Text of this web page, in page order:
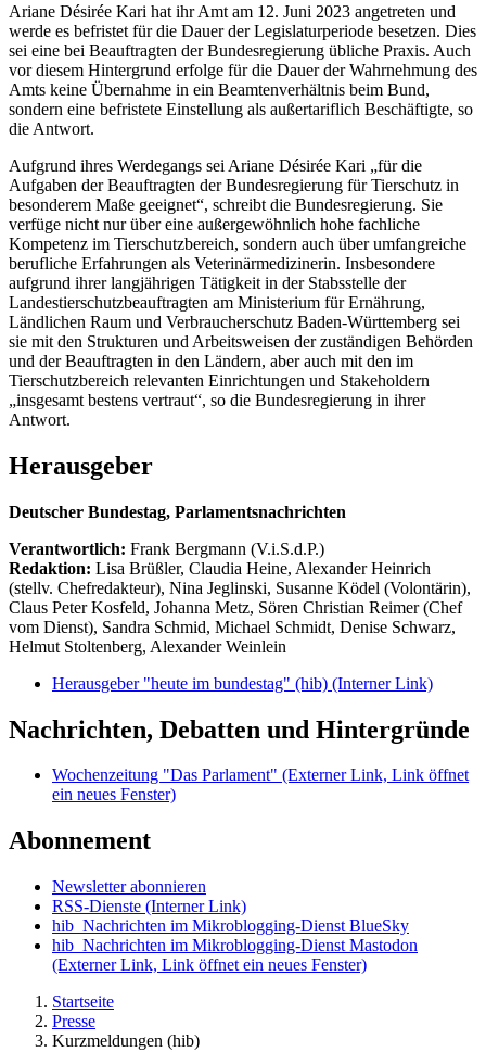
Ariane Désirée Kari hat ihr Amt am 12. Juni 2023 angetreten und
werde es befristet für die Dauer der Legislaturperiode besetzen. Dies
sei eine bei Beauftragten der Bundesregierung übliche Praxis. Auch
vor diesem Hintergrund erfolge für die Dauer der Wahrnehmung des
Amts keine Übernahme in ein Beamtenverhältnis beim Bund,
sondern eine befristete Einstellung als außertariflich Beschäftigte, so
die Antwort.
Aufgrund ihres Werdegangs sei Ariane Désirée Kari „für die
Aufgaben der Beauftragten der Bundesregierung für Tierschutz in
besonderem Maße geeignet“, schreibt die Bundesregierung. Sie
verfüge nicht nur über eine außergewöhnlich hohe fachliche
Kompetenz im Tierschutzbereich, sondern auch über umfangreiche
berufliche Erfahrungen als Veterinärmedizinerin. Insbesondere
aufgrund ihrer langjährigen Tätigkeit in der Stabsstelle der
Landestierschutzbeauftragten am Ministerium für Ernährung,
Ländlichen Raum und Verbraucherschutz Baden-Württemberg sei
sie mit den Strukturen und Arbeitsweisen der zuständigen Behörden
und der Beauftragten in den Ländern, aber auch mit den im
Tierschutzbereich relevanten Einrichtungen und Stakeholdern
„insgesamt bestens vertraut“, so die Bundesregierung in ihrer
Antwort.
Herausgeber
Deutscher Bundestag, Parlamentsnachrichten
Verantwortlich: Frank Bergmann (V.i.S.d.P.)
Redaktion: Lisa Brüßler, Claudia Heine, Alexander Heinrich
(stellv. Chefredakteur), Nina Jeglinski, Susanne Ködel (Volontärin),
Claus Peter Kosfeld, Johanna Metz, Sören Christian Reimer (Chef
vom Dienst), Sandra Schmid, Michael Schmidt, Denise Schwarz,
Helmut Stoltenberg, Alexander Weinlein
Herausgeber "heute im bundestag" (hib) (Interner Link)
Nachrichten, Debatten und Hintergründe
Wochenzeitung "Das Parlament" (Externer Link, Link öffnet
ein neues Fenster)
Abonnement
Newsletter abonnieren
RSS-Dienste (Interner Link)
hib_Nachrichten im Mikroblogging-Dienst BlueSky
hib_Nachrichten im Mikroblogging-Dienst Mastodon
(Externer Link, Link öffnet ein neues Fenster)
Startseite
Presse
Kurzmeldungen (hib)